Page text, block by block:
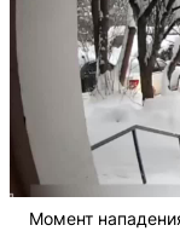
Момент